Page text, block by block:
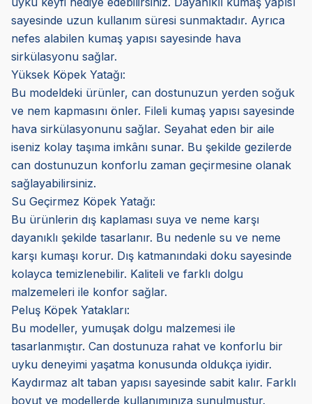
sayesinde uzun kullanım süresi sunmaktadır. Ayrıca
nefes alabilen kumaş yapısı sayesinde hava
sirkülasyonu sağlar.
Yüksek Köpek Yatağı:
Bu modeldeki ürünler, can dostunuzun yerden soğuk
ve nem kapmasını önler. Fileli kumaş yapısı sayesinde
hava sirkülasyonunu sağlar. Seyahat eden bir aile
iseniz kolay taşıma imkânı sunar. Bu şekilde gezilerde
can dostunuzun konforlu zaman geçirmesine olanak
sağlayabilirsiniz.
Su Geçirmez Köpek Yatağı:
Bu ürünlerin dış kaplaması suya ve neme karşı
dayanıklı şekilde tasarlanır. Bu nedenle su ve neme
karşı kumaşı korur. Dış katmanındaki doku sayesinde
kolayca temizlenebilir. Kaliteli ve farklı dolgu
malzemeleri ile konfor sağlar.
Peluş Köpek Yatakları:
Bu modeller, yumuşak dolgu malzemesi ile
tasarlanmıştır. Can dostunuza rahat ve konforlu bir
uyku deneyimi yaşatma konusunda oldukça iyidir.
Kaydırmaz alt taban yapısı sayesinde sabit kalır. Farklı
boyut ve modellerde kullanımınıza sunulmuştur.